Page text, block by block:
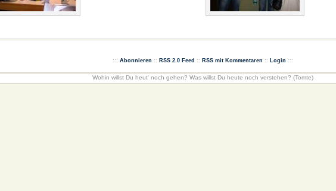
::: Abonnieren :: RSS 2.0 Feed :: RSS mit Kommentaren :: Login :::
Wohin willst Du heut' noch gehen? Was willst Du heute noch verstehen? (Tomte)